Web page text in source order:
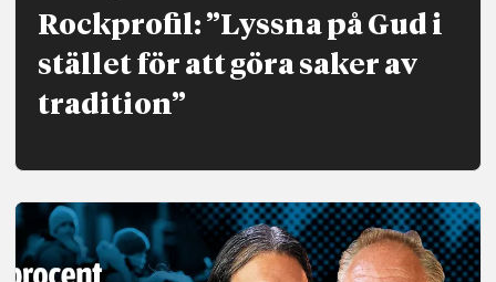
Rockprofil: ”Lyssna på Gud i
stället för att göra saker av
tradition”